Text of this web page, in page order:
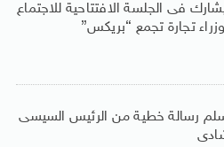
فى الجلسة الافتتاحية للاجتماع
تجارة تجمع “بريكس”
يسلم رسالة خطية من الرئيس السيسى